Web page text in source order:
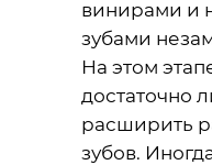
винирами и
зубами
На этом
достаточно
расширить
зубов.